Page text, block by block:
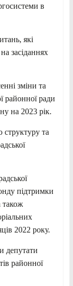
в
які
засіданнях
зміни та
районної ради
на 2023 рік.
структуру та
підтримки
також
2022 року.
депутати
районної